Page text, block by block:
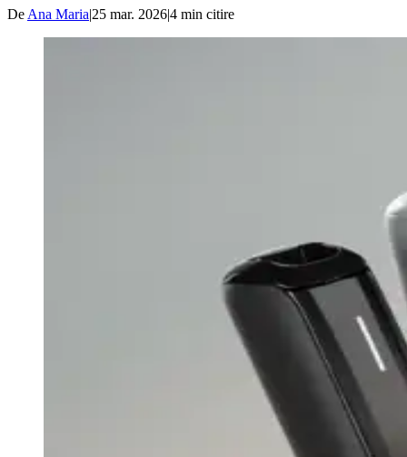
De Ana Maria|25 mar. 2026|4 min citire